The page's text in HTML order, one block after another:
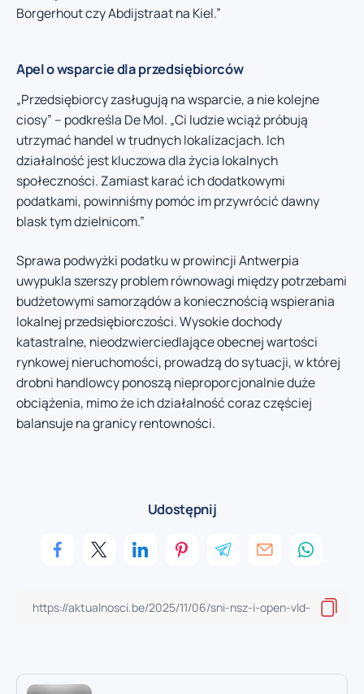
Borgerhout czy Abdijstraat na Kiel.”
Apel o wsparcie dla przedsiębiorców
„Przedsiębiorcy zasługują na wsparcie, a nie kolejne
ciosy” – podkreśla De Mol. „Ci ludzie wciąż próbują
utrzymać handel w trudnych lokalizacjach. Ich
działalność jest kluczowa dla życia lokalnych
społeczności. Zamiast karać ich dodatkowymi
podatkami, powinniśmy pomóc im przywrócić dawny
blask tym dzielnicom.”
Sprawa podwyżki podatku w prowincji Antwerpia
uwypukla szerszy problem równowagi między potrzebami
budżetowymi samorządów a koniecznością wspierania
lokalnej przedsiębiorczości. Wysokie dochody
katastralne, nieodzwierciedlające obecnej wartości
rynkowej nieruchomości, prowadzą do sytuacji, w której
drobni handlowcy ponoszą nieproporcjonalnie duże
obciążenia, mimo że ich działalność coraz częściej
balansuje na granicy rentowności.
Udostępnij